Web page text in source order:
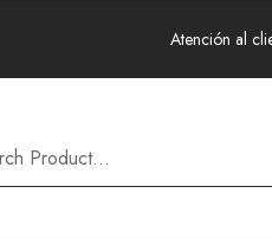
Atención al